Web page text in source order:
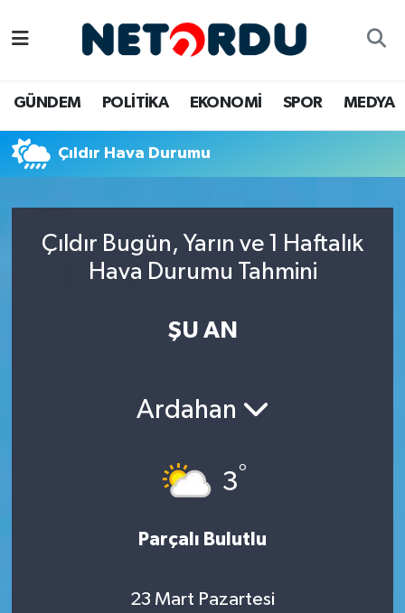
GÜNDEM POLİTİKA EKONOMİ SPOR MEDYA
Çıldır Hava Durumu
Çıldır Bugün, Yarın ve 1 Haftalık
Hava Durumu Tahmini
ŞU AN
Ardahan
3°
Parçalı Bulutlu
23 Mart Pazartesi
DÜNYA
EĞİTİM
EKONOMİ
KULTUR-SANAT
Namaz Vakitleri
Trafik Durumu
Süper Lig Puan Durumu ve Fikstür
Son Dakika Haberleri